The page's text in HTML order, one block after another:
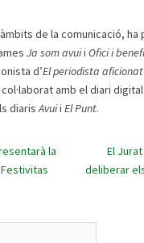
de la comunicació, ha
Ja som avuii Ofici i
d’El periodista aficionat
col·laborat amb el diari digital
diarisAvuii El Punt.
la
El
deliberar